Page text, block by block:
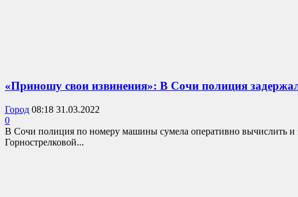
«Приношу свои извинения»: В Сочи полиция
Город 08:18 31.03.2022
0
В Сочи полиция по номеру машины сумела оперативно вычислить и
Горнострелковой...